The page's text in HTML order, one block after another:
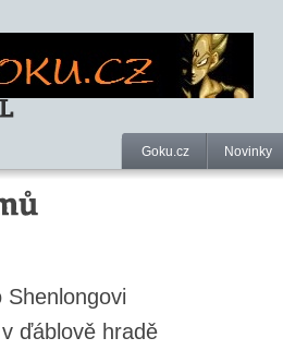
Goku.cz Novinky
Shenlongovi
ďáblově hradě